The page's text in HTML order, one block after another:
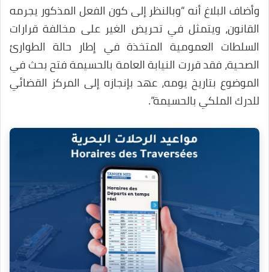
وأضاف البلاغ أنه “وبالنظر إلى كون الفعل المذكور يجرمه
القانون، ويتمثل في تحريض الغير على مخالفة قرارات
السلطات العمومية المتخذة في إطار حالة الطوارئ
الصحية، فقد قررت النيابة العامة بالحسيمة فتح بحث في
الموضوع بتاريخ يومه، عهد بإنجازه إلى المركز القضائي
للدرك الملكي بالحسيمة”.